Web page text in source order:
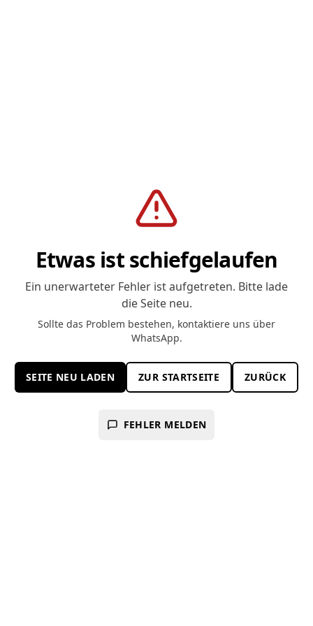
Etwas ist schiefgelaufen
Ein unerwarteter Fehler ist aufgetreten. Bitte lade
die Seite neu.
Sollte das Problem bestehen, kontaktiere uns über
WhatsApp.
SEITE NEU LADEN ZUR STARTSEITE ZURÜCK
FEHLER MELDEN